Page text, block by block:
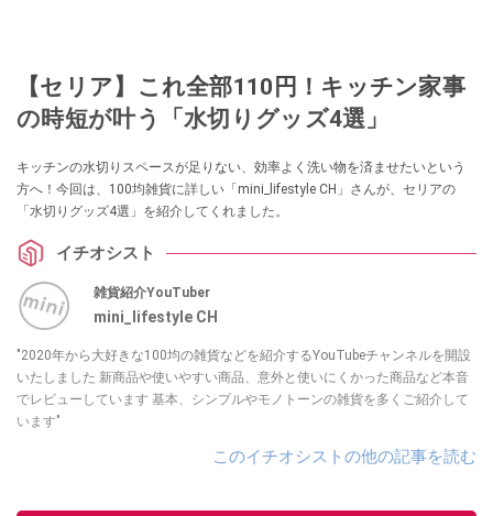
【セリア】これ全部110円！キッチン家事
の時短が叶う「水切りグッズ4選」
キッチンの水切りスペースが足りない、効率よく洗い物を済ませたいという
方へ！今回は、100均雑貨に詳しい「mini_lifestyle CH」さんが、セリアの
「水切りグッズ4選」を紹介してくれました。
イチオシスト
雑貨紹介YouTuber
mini_lifestyle CH
"2020年から大好きな100均の雑貨などを紹介するYouTubeチャンネルを開設
いたしました 新商品や使いやすい商品、意外と使いにくかった商品など本音
でレビューしています 基本、シンプルやモノトーンの雑貨を多くご紹介して
います"
このイチオシストの他の記事を読む